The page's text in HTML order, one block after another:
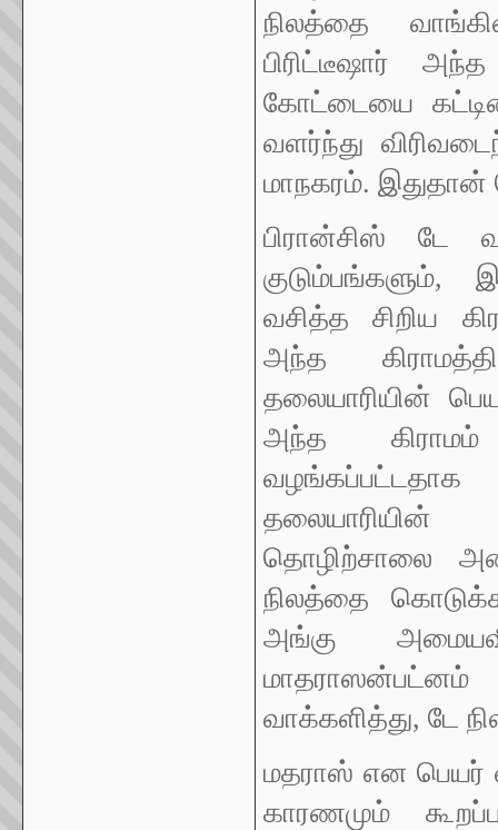
நிலத்தை
பிரிட்டீஷார்
கோட்டையை
வளர்ந்து
மாநகரம். இதுதான்
பிரான்சிஸ் டே
குடும்பங்களும்,
வசித்த சிறிய
அந்த
தலையாரியின்
அந்த
தொழிற்சாலை
நிலத்தை
அங்கு
வாக்களித்து, டே
மதராஸ் என பெயர்
காரணமும்